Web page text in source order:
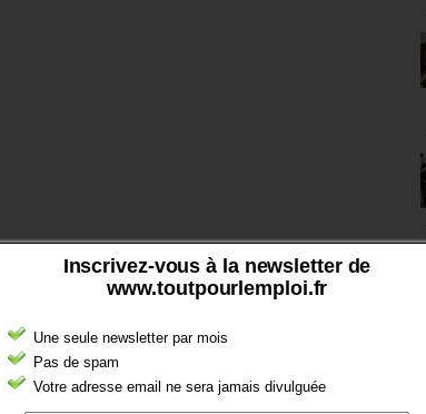
Inscrivez-vous à la newsletter de
www.toutpourlemploi.fr
Une seule newsletter par mois
Pas de spam
Votre adresse email ne sera jamais divulguée